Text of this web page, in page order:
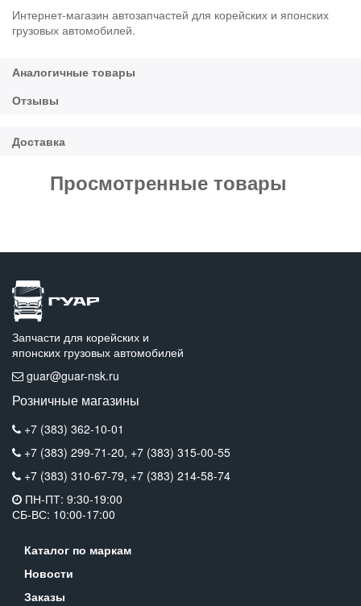
Интернет-магазин автозапчастей для корейских и японских
грузовых автомобилей.
Просмотренные товары
Запчасти для корейских и
японских грузовых автомобилей
guar@guar-nsk.ru
Розничные магазины
+7 (383) 362-10-01
+7 (383) 299-71-20, +7 (383) 315-00-55
+7 (383) 310-67-79, +7 (383) 214-58-74
ПН-ПТ: 9:30-19:00
СБ-ВС: 10:00-17:00
Каталог по маркам
Новости
Заказы